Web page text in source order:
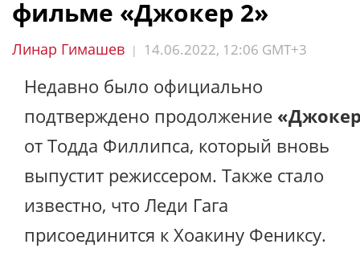
фильме «Джокер 2»
Линар Гимашев | 14.06.2022, 12:06 GMT+3
Недавно было официально
подтверждено продолжение
от Тодда Филлипса, который вновь
выпустит режиссером. Также стало
известно, что Леди Гага
присоединится к Хоакину Фениксу.